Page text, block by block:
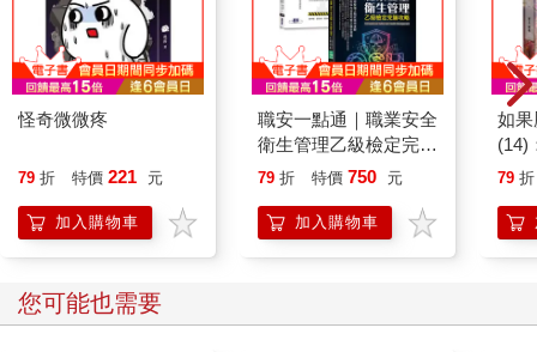
怪奇微微疼
79 折 特價 221 元
加入購物車
職安一點通｜職業安全
衛生管理乙級檢定完勝
攻略｜2026版(套書)
79 折 特價 750 元
加入購物車
如
(14)
貓
79 折
您可能也需要